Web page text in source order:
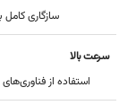
سازگاری
سرعت بالا
استفاده از